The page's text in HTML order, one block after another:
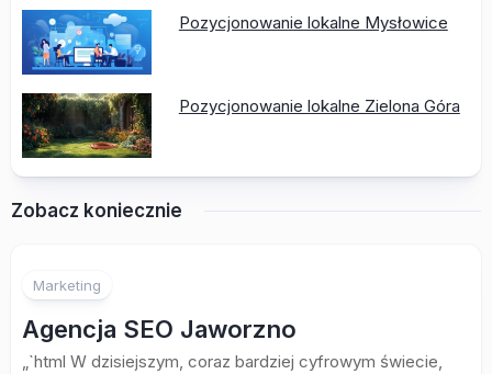
Pozycjonowanie lokalne Mysłowice
Pozycjonowanie lokalne Zielona Góra
Zobacz koniecznie
Marketing
Agencja SEO Jaworzno
„`html W dzisiejszym, coraz bardziej cyfrowym świecie,